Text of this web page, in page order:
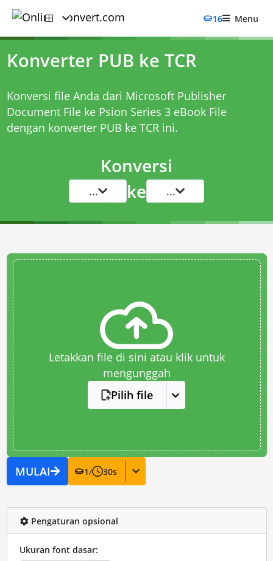
16 Menu
Konverter PUB ke TCR
Konversi file Anda dari Microsoft Publisher
Document File ke Psion Series 3 eBook File
dengan konverter PUB ke TCRini.
Konversi
... ke ...
Letakkan file di sini atau klik untuk
mengunggah
Pilih file
MULAI 1/ 30s
Pengaturan opsional
Ukuran font dasar: